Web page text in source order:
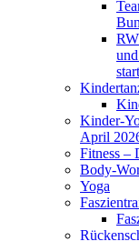
Kinder-
April
Fitness –
Body-
Yoga